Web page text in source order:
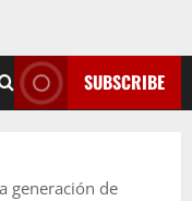
SUBSCRIBE
generación de